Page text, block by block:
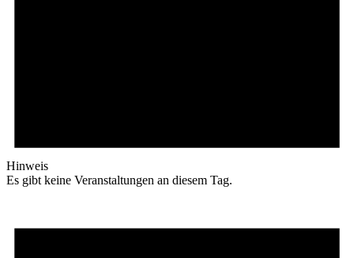
Hinweis
Es gibt keine Veranstaltungen an diesem Tag.